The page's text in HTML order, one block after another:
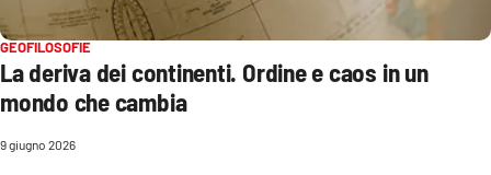
Cultura
Economia e Lavoro
Politica
GEOFILOSOFIE
La deriva dei continenti. Ordine e caos in un
mondo che cambia
9 giugno 2026